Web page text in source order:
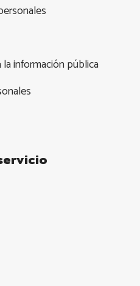
información pública